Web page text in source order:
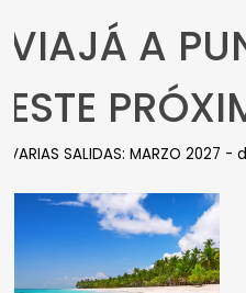
A
SALIDAS: MARZO 2027 -